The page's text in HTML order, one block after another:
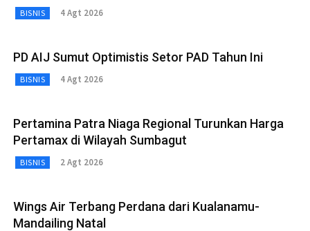
BISNIS 4 Agt 2026
PD AIJ Sumut Optimistis Setor PAD Tahun Ini
BISNIS 4 Agt 2026
Pertamina Patra Niaga Regional Turunkan Harga
Pertamax di Wilayah Sumbagut
BISNIS 2 Agt 2026
Wings Air Terbang Perdana dari Kualanamu-
Mandailing Natal